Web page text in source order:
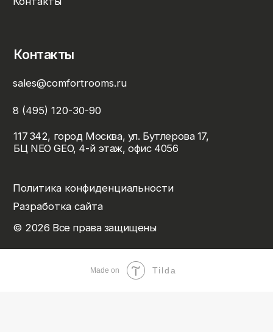
Made on Tilda